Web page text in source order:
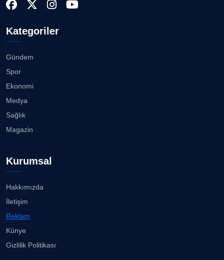
Kategoriler
Gündem
Spor
Ekonomi
Medya
Sağlık
Magazin
Kurumsal
Hakkımızda
İletişim
Reklam
Künye
Gizlilik Politikası